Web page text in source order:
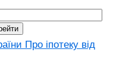
Про іпотеку вiд